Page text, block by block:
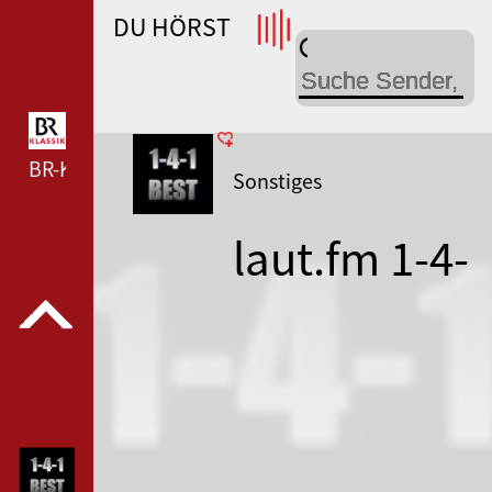
WDR 4 --- WDR 4 ---
BR-KLASSIK --- BR-KLASSIK ---
DU HÖRST
Sonstiges
laut.fm 1-4-